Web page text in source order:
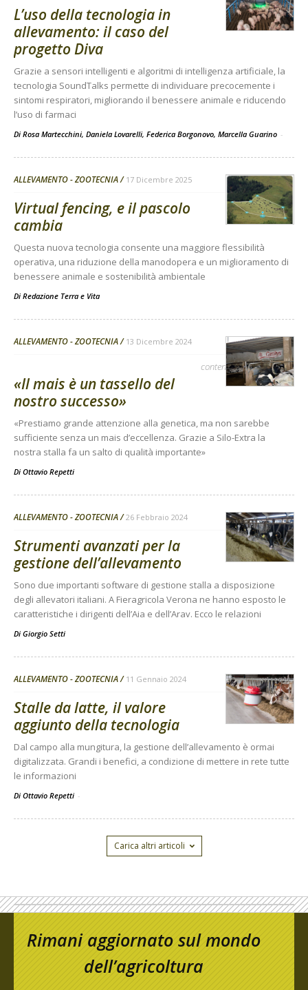
L’uso della tecnologia in
allevamento: il caso del
progetto Diva
Grazie a sensori intelligenti e algoritmi di intelligenza artificiale, la
tecnologia SoundTalks permette di individuare precocemente i
sintomi respiratori, migliorando il benessere animale e riducendo
l’uso di farmaci
Di Rosa Martecchini, Daniela Lovarelli, Federica Borgonovo, Marcella Guarino -
ALLEVAMENTO - ZOOTECNIA 17 Dicembre 2025
Virtual fencing, e il pascolo
cambia
Questa nuova tecnologia consente una maggiore flessibilità
operativa, una riduzione della manodopera e un miglioramento di
benessere animale e sostenibilità ambientale
Di Redazione Terra e Vita
ALLEVAMENTO - ZOOTECNIA 13 Dicembre 2024
contenuto sponsorizzato
«Il mais è un tassello del
nostro successo»
«Prestiamo grande attenzione alla genetica, ma non sarebbe
sufficiente senza un mais d’eccellenza. Grazie a Silo-Extra la
nostra stalla fa un salto di qualità importante»
Di Ottavio Repetti
ALLEVAMENTO - ZOOTECNIA 26 Febbraio 2024
Strumenti avanzati per la
gestione dell’allevamento
Sono due importanti software di gestione stalla a disposizione
degli allevatori italiani. A Fieragricola Verona ne hanno esposto le
caratteristiche i dirigenti dell’Aia e dell’Arav. Ecco le relazioni
Di Giorgio Setti
ALLEVAMENTO - ZOOTECNIA 11 Gennaio 2024
Stalle da latte, il valore
aggiunto della tecnologia
Dal campo alla mungitura, la gestione dell’allevamento è ormai
digitalizzata. Grandi i benefici, a condizione di mettere in rete tutte
le informazioni
Di Ottavio Repetti -
Carica altri articoli
Rimani aggiornato sul mondo
dell’agricoltura